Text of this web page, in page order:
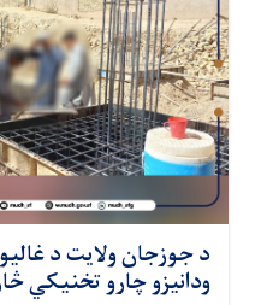
د جوزجان ولایت د
ودانیزو چارو تخنیکي